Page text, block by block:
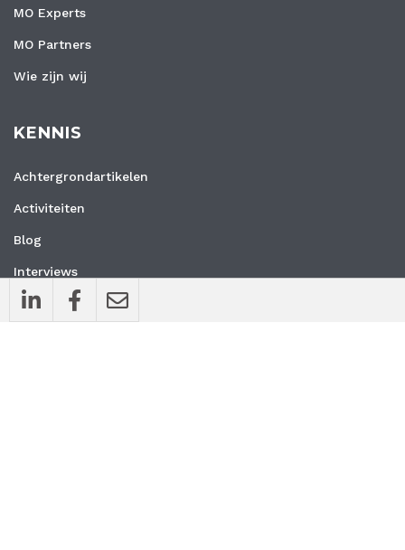
MO Experts
MO Partners
Wie zijn wij
KENNIS
Achtergrondartikelen
Activiteiten
Blog
Interviews
Nieuws